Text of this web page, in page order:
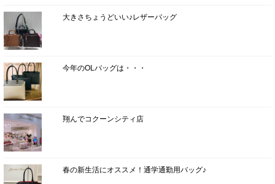
大きさちょうどいい♪レザーバッグ
今年のOLバッグは・・・
翔んでコクーンシティ店
春の新生活にオススメ！通学通勤用バッグ♪